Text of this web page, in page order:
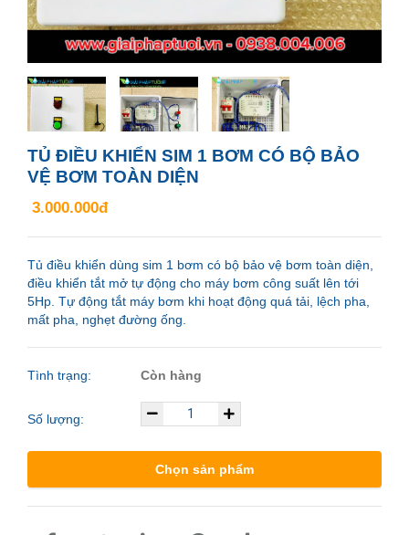
TỦ ĐIỀU KHIỂN SIM 1 BƠM CÓ BỘ BẢO
VỆ BƠM TOÀN DIỆN
3.000.000đ
Tủ điều khiển dùng sim 1 bơm có bộ bảo vệ bơm toàn diện,
điều khiển tắt mở tự động cho máy bơm công suất lên tới
5Hp. Tự động tắt máy bơm khi hoạt động quá tải, lệch pha,
mất pha, nghẹt đường ống.
Tình trạng: Còn hàng
Số lượng:
Chọn sản phẩm